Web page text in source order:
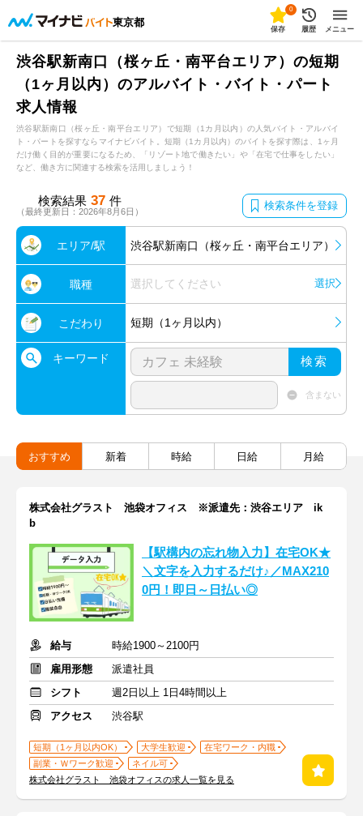
東京都
0
保存 履歴 メニュー
渋谷駅新南口（桜ヶ丘・南平台エリア）の短期
（1ヶ月以内）のアルバイト・バイト・パート
求人情報
渋谷駅新南口（桜ヶ丘・南平台エリア）で短期（1カ月以内）の人気バイト・アルバイ
ト・パートを探すならマイナビバイト。短期（1カ月以内）のバイトを探す際は、1ヶ月
だけ働く目的が重要になるため、「リゾート地で働きたい」や「在宅で仕事をしたい」
など、働き方に関連する検索を活用しましょう！
検索結果 37 件
（最終更新日：2026年8月6日） 検索条件を登録
エリア/駅 渋谷駅新南口（桜ヶ丘・南平台エリア）
職種 選択してください 選択
こだわり 短期（1ヶ月以内）
キーワード 検索
含まない
おすすめ 新着 時給 日給 月給
株式会社グラスト 池袋オフィス ※派遣先：渋谷エリア ik
b
【駅構内の忘れ物入力】在宅OK★
＼文字を入力するだけ♪／MAX210
0円！即日～日払い◎
給与
時給1900～2100円
雇用形態
派遣社員
シフト
週2日以上 1日4時間以上
アクセス
渋谷駅
短期（1ヶ月以内OK） 大学生歓迎
在宅ワーク・内職
副業・Ｗワーク歓迎
ネイル可
株式会社グラスト 池袋オフィスの求人一覧を見る